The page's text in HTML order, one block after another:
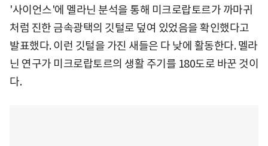
'사이언스'에 멜라닌 분석을 통해 미크로랍토르가 까마귀
처럼 진한 금속광택의 깃털로 덮여 있었음을 확인했다고
발표했다. 이런 깃털을 가진 새들은 다 낮에 활동한다. 멜라
닌 연구가 미크로랍토르의 생활 주기를 180도로 바꾼 것이
다.